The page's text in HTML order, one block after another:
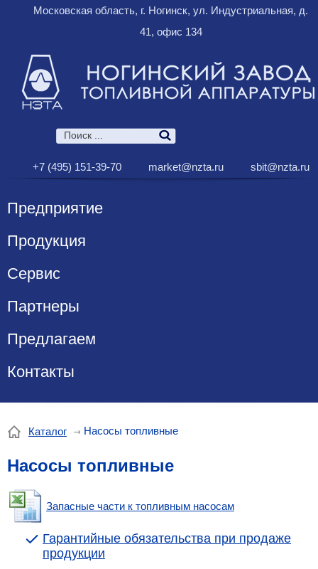
Московская область, г. Ногинск, ул. Индустриальная, д.
41, офис 134
+7 (495) 151-39-70 market@nzta.ru sbit@nzta.ru
Предприятие
Продукция
Сервис
Партнеры
Предлагаем
Контакты
Каталог Насосы топливные
Насосы топливные
Запасные части к топливным насосам
Гарантийные обязательства при продаже
продукции